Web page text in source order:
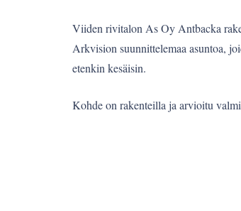
Viiden rivitalon As Oy Antbacka
Arkvision suunnittelemaa asuntoa,
etenkin kesäisin.
Kohde on rakenteilla ja arvioitu